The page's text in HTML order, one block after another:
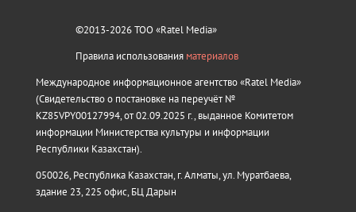
©2013-2026 ТОО «Ratel Media»
Правила использования материалов
Международное информационное агентство «Ratel Media»
(Свидетельство о постановке на переучёт №
KZ85VPY00127994, от 02.09.2025 г., выданное Комитетом
информации Министерства культуры и информации
Республики Казахстан).
050026, Республика Казахстан, г. Алматы, ул. Муратбаева,
здание 23, 225 офис, БЦ Дарын